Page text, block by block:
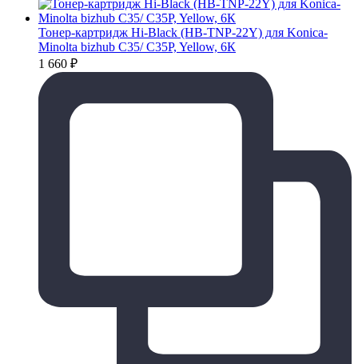
Тонер-картридж Hi-Black (HB-TNP-22Y) для Konica-
Minolta bizhub C35/ C35P, Yellow, 6К
1 660 ₽